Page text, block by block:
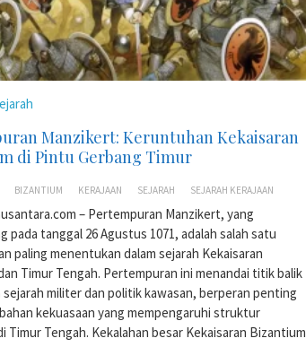
Manzikert: Keruntuhan Kekaisaran
di Pintu Gerbang Timur
BIZANTIUM KERAJAAN SEJARAH SEJARAH KERAJAAN
– Pertempuran Manzikert, yang
pada tanggal 26 Agustus 1071, adalah salah satu
paling menentukan dalam sejarah Kekaisaran
Timur Tengah. Pertempuran ini menandai titik balik
sejarah militer dan politik kawasan, berperan penting
kekuasaan yang mempengaruhi struktur
Timur Tengah. Kekalahan besar Kekaisaran Bizantium